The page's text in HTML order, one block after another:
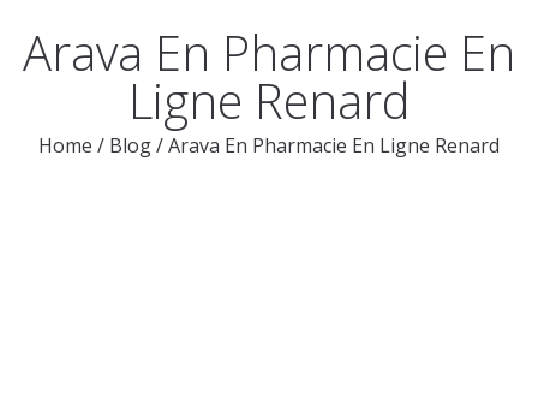
Arava En Pharmacie En
Ligne Renard
Home / Blog/Arava En Pharmacie En Ligne Renard